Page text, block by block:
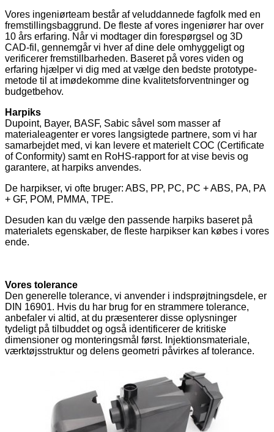
Vores ingeniørteam består af veluddannede fagfolk med en
fremstillingsbaggrund. De fleste af vores ingeniører har over
10 års erfaring. Når vi modtager din forespørgsel og 3D
CAD-fil, gennemgår vi hver af dine dele omhyggeligt og
verificerer fremstillbarheden. Baseret på vores viden og
erfaring hjælper vi dig med at vælge den bedste prototype-
metode til at imødekomme dine kvalitetsforventninger og
budgetbehov.
Harpiks
Dupoint, Bayer, BASF, Sabic såvel som masser af
materialeagenter er vores langsigtede partnere, som vi har
samarbejdet med, vi kan levere et materielt COC (Certificate
of Conformity) samt en RoHS-rapport for at vise bevis og
garantere, at harpiks anvendes.
De harpikser, vi ofte bruger: ABS, PP, PC, PC + ABS, PA, PA
+ GF, POM, PMMA, TPE.
Desuden kan du vælge den passende harpiks baseret på
materialets egenskaber, de fleste harpikser kan købes i vores
ende.
Vores tolerance
Den generelle tolerance, vi anvender i indsprøjtningsdele, er
DIN 16901. Hvis du har brug for en strammere tolerance,
anbefaler vi altid, at du præsenterer disse oplysninger
tydeligt på tilbuddet og også identificerer de kritiske
dimensioner og monteringsmål først. Injektionsmateriale,
værktøjsstruktur og delens geometri påvirkes af tolerance.